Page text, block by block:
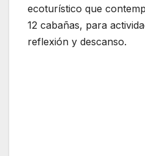
ecoturístico que
12 cabañas, para
reflexión y descanso.